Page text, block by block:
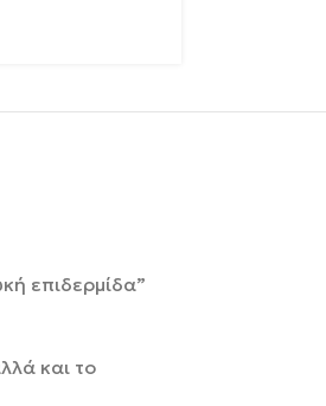
επιδερμίδα”
και το